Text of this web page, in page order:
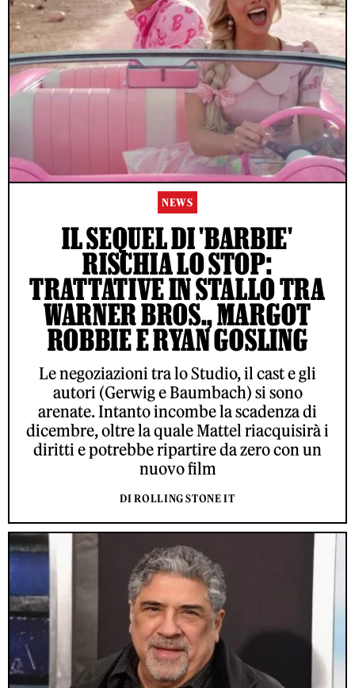
NEWS
IL SEQUEL DI 'BARBIE'
RISCHIA LO STOP:
TRATTATIVE IN STALLO TRA
WARNER BROS., MARGOT
ROBBIE E RYAN GOSLING
Le negoziazioni tra lo Studio, il cast e gli
autori (Gerwig e Baumbach) si sono
arenate. Intanto incombe la scadenza di
dicembre, oltre la quale Mattel riacquisirà i
diritti e potrebbe ripartire da zero con un
nuovo film
DI ROLLING STONE IT